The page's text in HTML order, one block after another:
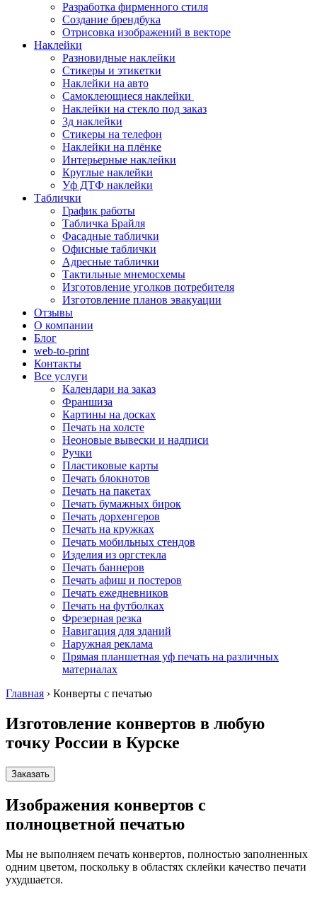
Разработка фирменного стиля
Создание брендбука
Отрисовка изображений в векторе
Наклейки
Разновидные наклейки
Стикеры и этикетки
Наклейки на авто
Самоклеющиеся наклейки
Наклейки на стекло под заказ
3д наклейки
Cтикеры на телефон
Наклейки на плёнке
Интерьерные наклейки
Круглые наклейки
Уф ДТФ наклейки
Таблички
График работы
Табличка Брайля
Фасадные таблички
Офисные таблички
Адресные таблички
Тактильные мнемосхемы
Изготовление уголков потребителя
Изготовление планов эвакуации
Отзывы
О компании
Блог
web-to-print
Контакты
Все услуги
Календари на заказ
Франшиза
Картины на досках
Печать на холсте
Неоновые вывески и надписи
Ручки
Пластиковые карты
Печать блокнотов
Печать на пакетах
Печать бумажных бирок
Печать дорхенгеров
Печать на кружках
Печать мобильных стендов
Изделия из оргстекла
Печать баннеров
Печать афиш и постеров
Печать ежедневников
Печать на футболках
Фрезерная резка
Навигация для зданий
Наружная реклама
Прямая планшетная уф печать на различных
материалах
Главная › Конверты с печатью
Изготовление конвертов в любую
точку России в Курске
Заказать
Изображения конвертов с
полноцветной печатью
Мы не выполняем печать конвертов, полностью заполненных
одним цветом, поскольку в областях склейки качество печати
ухудшается.